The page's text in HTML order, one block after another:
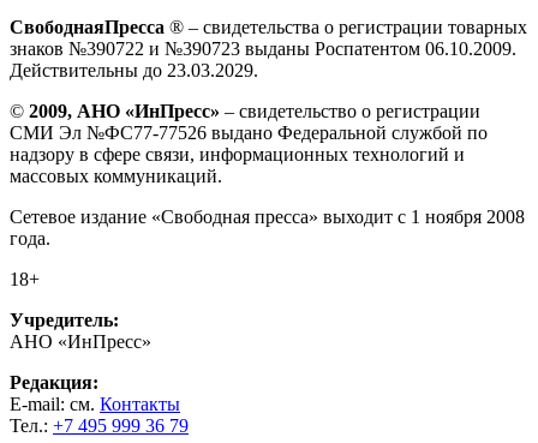
СвободнаяПресса ® – свидетельства о регистрации товарных
знаков №390722 и №390723 выданы Роспатентом 06.10.2009.
Действительны до 23.03.2029.
© 2009, АНО «ИнПресс» – свидетельство о регистрации
СМИ Эл №ФС77-77526 выдано Федеральной службой по
надзору в сфере связи, информационных технологий и
массовых коммуникаций.
Сетевое издание «Свободная пресса» выходит с 1 ноября 2008
года.
18+
Учредитель:
АНО «ИнПресс»
Редакция:
E-mail: см. Контакты
Тел.: +7 495 999 36 79